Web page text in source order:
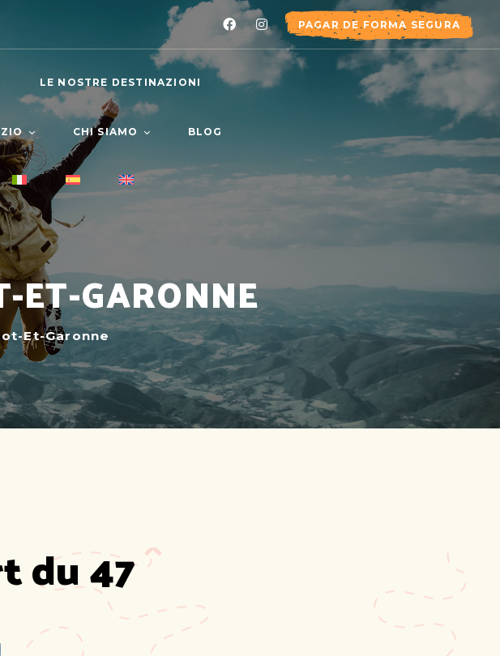
PAGAR DE FORMA SEGURA
LE NOSTRE DESTINAZIONI
E
OFFERTA
CHI SIAMO
LA NOSTRA STORIA
IL NOSTRO TEAM
BLOG
ET-GARONNE
Et-Garonne
du 47